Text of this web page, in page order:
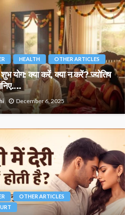
HEALTH OTHER ARTICLES
योग: क्या करें, क्या न करें? ज्योतिष
December 6, 2025
OTHER ARTICLES